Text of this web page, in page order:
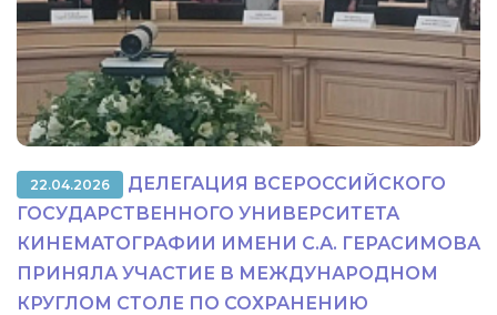
22.04.2026
ДЕЛЕГАЦИЯ ВСЕРОССИЙСКОГО
ГОСУДАРСТВЕННОГО УНИВЕРСИТЕТА
КИНЕМАТОГРАФИИ ИМЕНИ С.А. ГЕРАСИМОВА
ПРИНЯЛА УЧАСТИЕ В МЕЖДУНАРОДНОМ
КРУГЛОМ СТОЛЕ ПО СОХРАНЕНИЮ